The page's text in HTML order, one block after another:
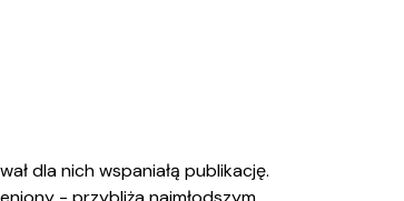
dla nich wspaniałą publikację.